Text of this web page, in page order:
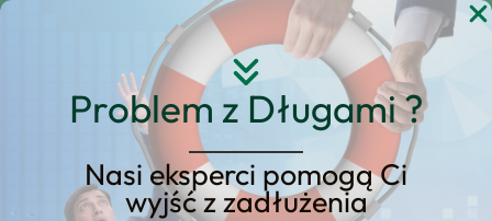
Problem z Długami ?
Nasi eksperci pomogą Ci
wyjść z zadłużenia
Przejdź